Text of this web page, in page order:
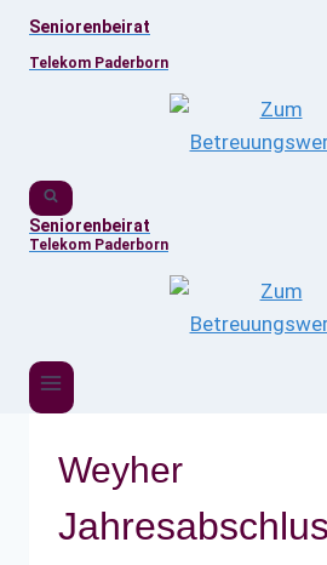
ZumSeniorenbeirat
Telekom Paderborn
Seniorenbeirat
Telekom Paderborn
Weyher